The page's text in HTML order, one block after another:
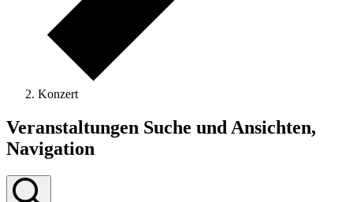
Konzert
Veranstaltungen
Veranstaltungen Suche und Ansichten,
Navigation